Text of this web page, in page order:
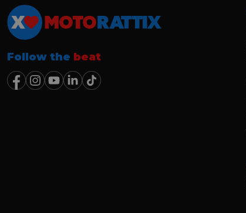
Follow the beat